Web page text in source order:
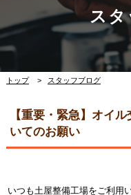
スタ
トップ スタッフブログ
【重要・緊急】オイ
いてのお願い
いつも土屋整備工場をご利用